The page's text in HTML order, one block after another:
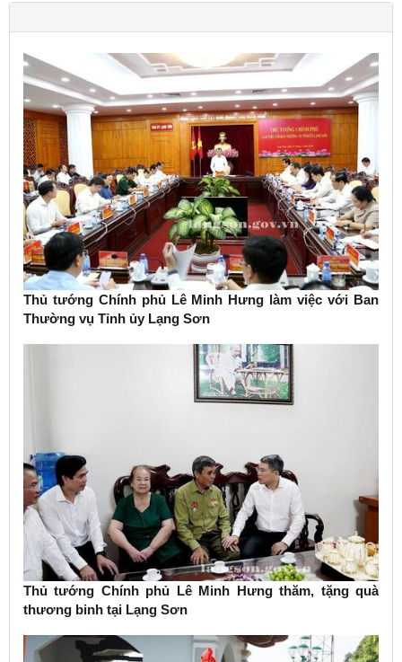
Thủ tướng Chính phủ Lê Minh Hưng làm việc với Ban
Thường vụ Tỉnh ủy Lạng Sơn
Thủ tướng Chính phủ Lê Minh Hưng thăm, tặng quà
thương binh tại Lạng Sơn